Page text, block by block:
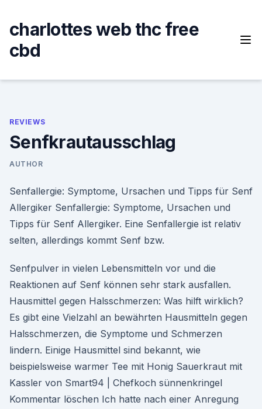
content
charlottes web thc free
cbd
REVIEWS
Senfkrautausschlag
AUTHOR
Senfallergie: Symptome, Ursachen und Tipps für Senf
Allergiker Senfallergie: Symptome, Ursachen und
Tipps für Senf Allergiker. Eine Senfallergie ist relativ
selten, allerdings kommt Senf bzw.
Senfpulver in vielen Lebensmitteln vor und die
Reaktionen auf Senf können sehr stark ausfallen.
Hausmittel gegen Halsschmerzen: Was hilft wirklich?
Es gibt eine Vielzahl an bewährten Hausmitteln gegen
Halsschmerzen, die Symptome und Schmerzen
lindern. Einige Hausmittel sind bekannt, wie
beispielsweise warmer Tee mit Honig Sauerkraut mit
Kassler von Smart94 | Chefkoch sünnenkringel
Kommentar löschen Ich hatte nach einer Anregung